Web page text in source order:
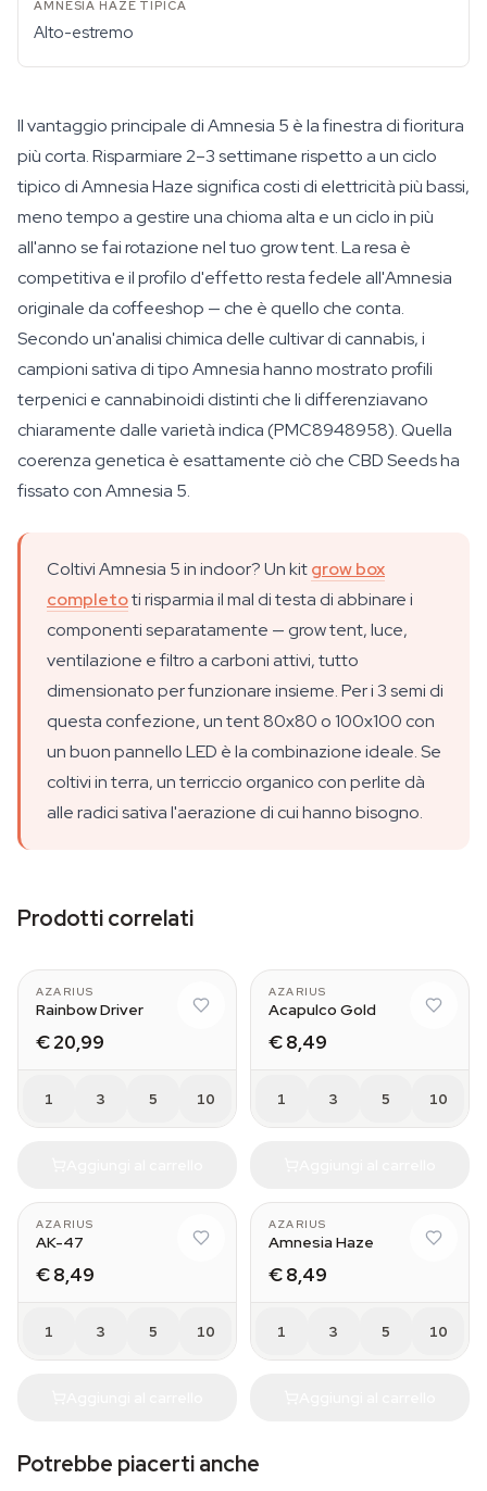
Alto-estremo
Il vantaggio principale di Amnesia 5 è la finestra di fioritura
più corta. Risparmiare 2–3 settimane rispetto a un ciclo
tipico di Amnesia Haze significa costi di elettricità più bassi,
meno tempo a gestire una chioma alta e un ciclo in più
all'anno se fai rotazione nel tuo grow tent. La resa è
competitiva e il profilo d'effetto resta fedele all'Amnesia
originale da coffeeshop — che è quello che conta.
Secondo un'analisi chimica delle cultivar di cannabis, i
campioni sativa di tipo Amnesia hanno mostrato profili
terpenici e cannabinoidi distinti che li differenziavano
chiaramente dalle varietà indica (PMC8948958). Quella
coerenza genetica è esattamente ciò che CBD Seeds ha
fissato con Amnesia 5.
Coltivi Amnesia 5 in indoor? Un kitgrow box
completoti risparmia il mal di testa di abbinare i
componenti separatamente — grow tent, luce,
ventilazione e filtro a carboni attivi, tutto
dimensionato per funzionare insieme. Per i 3 semi di
questa confezione, un tent 80x80 o 100x100 con
un buon pannello LED è la combinazione ideale. Se
coltivi in terra, un terriccio organico con perlite dà
alle radici sativa l'aerazione di cui hanno bisogno.
Prodotti correlati
AZARIUS
Rainbow Driver
€ 20,99
1 3 5 10
AZARIUS
Acapulco Gold
€ 8,49
1 3 5 10
AZARIUS
AK-47
€ 8,49
1 3 5 10
AZARIUS
Amnesia Haze
€ 8,49
1 3 5 10
Potrebbe piacerti anche